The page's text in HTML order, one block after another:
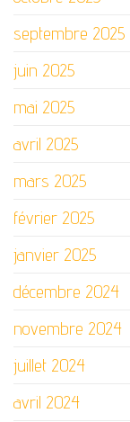
septembre 2025
juin 2025
mai 2025
avril 2025
mars 2025
février 2025
janvier 2025
décembre 2024
novembre 2024
juillet 2024
avril 2024